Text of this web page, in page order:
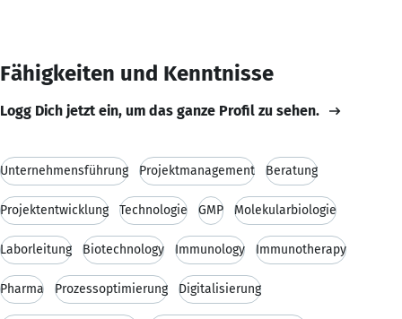
Fähigkeiten und Kenntnisse
Logg Dich jetzt ein, um das ganze Profil zu sehen.
Unternehmensführung Projektmanagement Beratung
Projektentwicklung Technologie GMP Molekularbiologie
Laborleitung Biotechnology Immunology Immunotherapy
Pharma Prozessoptimierung Digitalisierung